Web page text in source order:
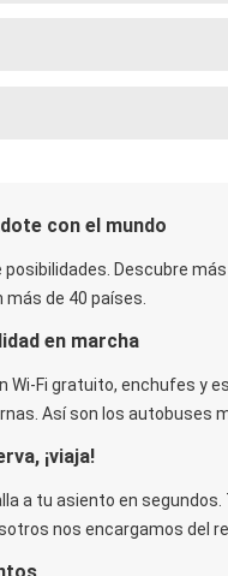
con el mundo
posibilidades. Descubre más
de 40 países.
en marcha
Wi-Fi gratuito, enchufes y
Así son los autobuses
¡viaja!
a tu asiento en segundos.
nos encargamos del